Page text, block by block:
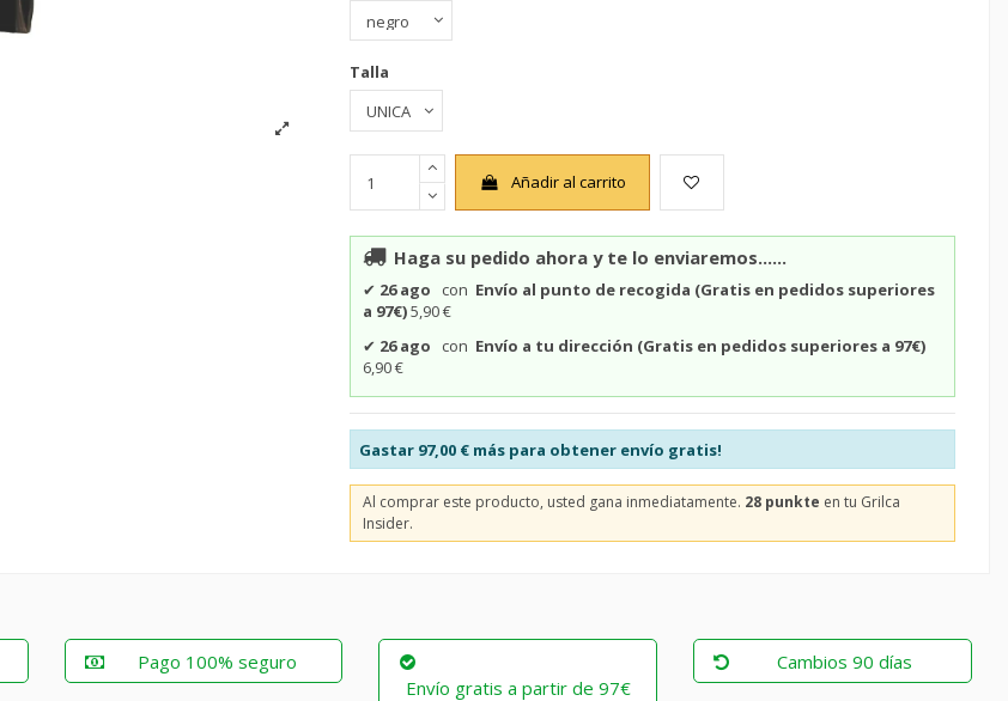
Talla
Añadir al carrito
Haga su pedido ahora y te lo enviaremos......
✔ 26 ago con Envío al punto de recogida (Gratis en pedidos superiores
a 97€)5,90 €
✔ 26 ago con Envío a tu dirección (Gratis en pedidos superiores a 97€)
6,90 €
Gastar 97,00 €más para obtener envío gratis!
Al comprar este producto, usted gana inmediatamente. 28 punkte en tu Grilca
Insider.
Pago 100% seguro
Envío gratis a partir de 97€
Cambios 90 días